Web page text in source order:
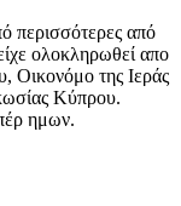
περισσότερες από
ολοκληρωθεί απο
Οικονόμο της Ιεράς
Κύπρου.
ημων.